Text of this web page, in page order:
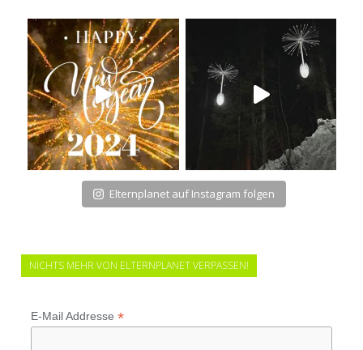
Elternplanet auf Instagram folgen
NICHTS MEHR VON ELTERNPLANET VERPASSEN!
E-Mail Addresse *